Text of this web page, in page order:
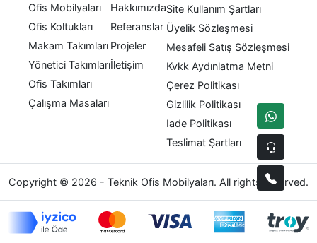
Ofis Mobilyaları
Ofis Koltukları
Makam Takımları
Yönetici Takımları
Ofis Takımları
Çalışma Masaları
Hakkımızda
Referanslar
Projeler
İletişim
Site Kullanım Şartları
Üyelik Sözleşmesi
Mesafeli Satış Sözleşmesi
Kvkk Aydınlatma Metni
Çerez Politikası
Gizlilik Politikası
Iade Politikası
Teslimat Şartları
Copyright © 2026 - Teknik Ofis Mobilyaları. All rights reserved.